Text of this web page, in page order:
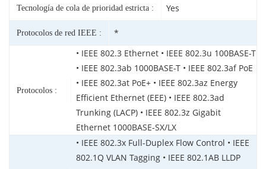
Tecnología de cola de prioridad estricta : Yes
Protocolos de red IEEE : *
Protocolos :
• IEEE 802.3 Ethernet • IEEE 802.3u 100BASE-T
• IEEE 802.3ab 1000BASE-T • IEEE 802.3af PoE
• IEEE 802.3at PoE+ • IEEE 802.3az Energy
Efficient Ethernet (EEE) • IEEE 802.3ad
Trunking (LACP) • IEEE 802.3z Gigabit
Ethernet 1000BASE-SX/LX
• IEEE 802.3x Full-Duplex Flow Control • IEEE
802.1Q VLAN Tagging • IEEE 802.1AB LLDP